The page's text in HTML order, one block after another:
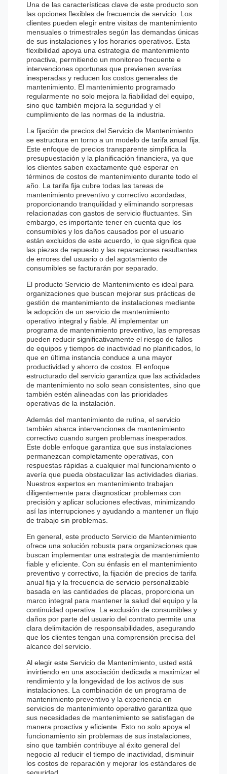
Una de las características clave de este producto son
las opciones flexibles de frecuencia de servicio. Los
clientes pueden elegir entre visitas de mantenimiento
mensuales o trimestrales según las demandas únicas
de sus instalaciones y los horarios operativos. Esta
flexibilidad apoya una estrategia de mantenimiento
proactiva, permitiendo un monitoreo frecuente e
intervenciones oportunas que previenen averías
inesperadas y reducen los costos generales de
mantenimiento. El mantenimiento programado
regularmente no solo mejora la fiabilidad del equipo,
sino que también mejora la seguridad y el
cumplimiento de las normas de la industria.
La fijación de precios del Servicio de Mantenimiento
se estructura en torno a un modelo de tarifa anual fija.
Este enfoque de precios transparente simplifica la
presupuestación y la planificación financiera, ya que
los clientes saben exactamente qué esperar en
términos de costos de mantenimiento durante todo el
año. La tarifa fija cubre todas las tareas de
mantenimiento preventivo y correctivo acordadas,
proporcionando tranquilidad y eliminando sorpresas
relacionadas con gastos de servicio fluctuantes. Sin
embargo, es importante tener en cuenta que los
consumibles y los daños causados por el usuario
están excluidos de este acuerdo, lo que significa que
las piezas de repuesto y las reparaciones resultantes
de errores del usuario o del agotamiento de
consumibles se facturarán por separado.
El producto Servicio de Mantenimiento es ideal para
organizaciones que buscan mejorar sus prácticas de
gestión de mantenimiento de instalaciones mediante
la adopción de un servicio de mantenimiento
operativo integral y fiable. Al implementar un
programa de mantenimiento preventivo, las empresas
pueden reducir significativamente el riesgo de fallos
de equipos y tiempos de inactividad no planificados, lo
que en última instancia conduce a una mayor
productividad y ahorro de costos. El enfoque
estructurado del servicio garantiza que las actividades
de mantenimiento no solo sean consistentes, sino que
también estén alineadas con las prioridades
operativas de la instalación.
Además del mantenimiento de rutina, el servicio
también abarca intervenciones de mantenimiento
correctivo cuando surgen problemas inesperados.
Este doble enfoque garantiza que sus instalaciones
permanezcan completamente operativas, con
respuestas rápidas a cualquier mal funcionamiento o
avería que pueda obstaculizar las actividades diarias.
Nuestros expertos en mantenimiento trabajan
diligentemente para diagnosticar problemas con
precisión y aplicar soluciones efectivas, minimizando
así las interrupciones y ayudando a mantener un flujo
de trabajo sin problemas.
En general, este producto Servicio de Mantenimiento
ofrece una solución robusta para organizaciones que
buscan implementar una estrategia de mantenimiento
fiable y eficiente. Con su énfasis en el mantenimiento
preventivo y correctivo, la fijación de precios de tarifa
anual fija y la frecuencia de servicio personalizable
basada en las cantidades de placas, proporciona un
marco integral para mantener la salud del equipo y la
continuidad operativa. La exclusión de consumibles y
daños por parte del usuario del contrato permite una
clara delimitación de responsabilidades, asegurando
que los clientes tengan una comprensión precisa del
alcance del servicio.
Al elegir este Servicio de Mantenimiento, usted está
invirtiendo en una asociación dedicada a maximizar el
rendimiento y la longevidad de los activos de sus
instalaciones. La combinación de un programa de
mantenimiento preventivo y la experiencia en
servicios de mantenimiento operativo garantiza que
sus necesidades de mantenimiento se satisfagan de
manera proactiva y eficiente. Esto no solo apoya el
funcionamiento sin problemas de sus instalaciones,
sino que también contribuye al éxito general del
negocio al reducir el tiempo de inactividad, disminuir
los costos de reparación y mejorar los estándares de